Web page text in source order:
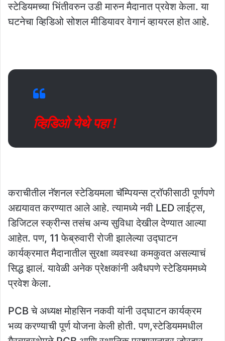
स्टेडियमच्या भिंतीवरुन उडी मारुन मैदानात प्रवेश केला. या
घटनेचा व्हिडिओ सोशल मीडियावर वेगानं व्हायरल होत आहे.
व्हिडिओ येथे पहा !
कराचीतील नॅशनल स्टेडियमला चॅम्पियन्स ट्रॉफीसाठी पूर्णपणे
अद्ययावत करण्यात आले आहे. त्यामध्ये नवी LED लाईट्स,
डिजिटल स्क्रीन्स तसंच अन्य सुविधा देखील देण्यात आल्या
आहेत. पण, 11 फेब्रुवारी रोजी झालेल्या उद्घाटन
कार्यक्रमात मैदानातील सुरक्षा व्यवस्था कमकुवत असल्याचं
सिद्ध झालं. यावेळी अनेक प्रेक्षकांनी अवैधपणे स्टेडियममध्ये
प्रवेश केला.
PCB चे अध्यक्ष मोहसिन नकवी यांनी उद्घाटन कार्यक्रम
भव्य करण्याची पूर्ण योजना केली होती. पण,स्टेडियममधील